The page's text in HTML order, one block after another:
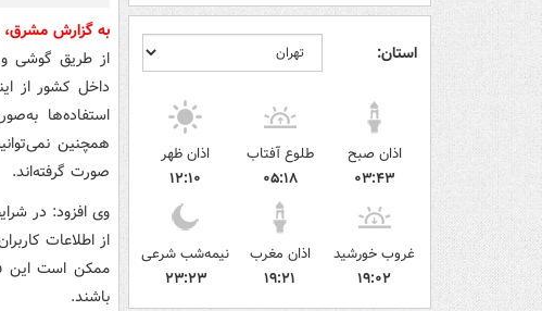
استان:
اذان صبح
۰۳:۴۳
طلوع آفتاب
۰۵:۱۸
اذان ظهر
۱۲:۱۰
غروب خورشید
۱۹:۰۲
اذان مغرب
۱۹:۲۱
نیمه‌شب شرعی
۲۳:۲۳
به گزارش مشرق،
از طریق گوشی و
داخل کشور از
استفاده‌ها
همچنین
صورت گرفته‌اند.
وی افزود: در
از اطلاعات
ممکن است این
باشند.